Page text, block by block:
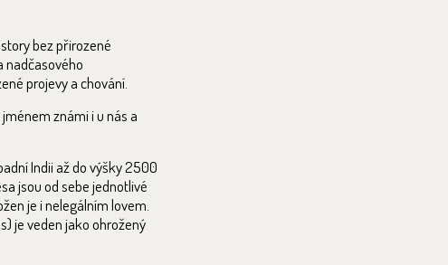
bez přirozené
nadčasového
projevy a chování.
známi i u nás a
Indii až do výšky 2500
jsou od sebe jednotlivé
je i nelegálním lovem.
je veden jako ohrožený